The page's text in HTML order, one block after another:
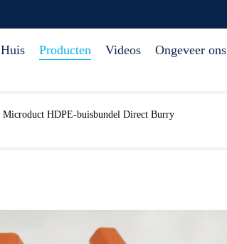
Huis Producten Videos Ongeveer ons
Microduct HDPE-buisbundel Direct Burry